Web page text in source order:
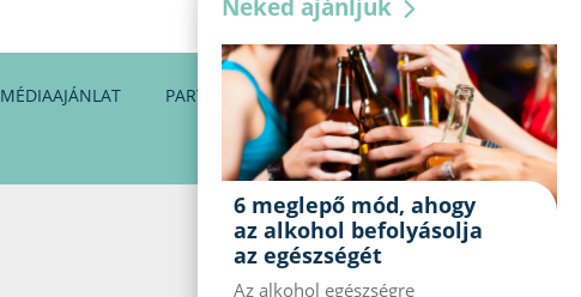
MÉDIAAJÁNLAT PARTNEREINK KAPCSOLAT
Neked ajánljuk
6 meglepő mód, ahogy
az alkohol befolyásolja
az egészségét
Az alkohol egészségre